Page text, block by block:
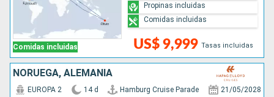
Comidas incluidas US$ 9,999 Tasas incluidas
Propinas incluidas
Comidas incluidas
NORUEGA, ALEMANIA
EUROPA 2 14 d Hamburg Cruise Parade 21/05/2028